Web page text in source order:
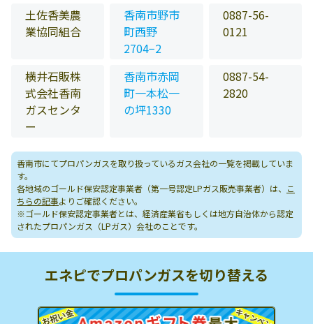
土佐香美農
業協同組合
香南市野市
町西野
2704−2
0887-56-
0121
横井石販株
式会社香南
ガスセンタ
ー
香南市赤岡
町一本松一
の坪1330
0887-54-
2820
香南市にてプロパンガスを取り扱っているガス会社の一覧を掲載していま
す。
各地域のゴールド保安認定事業者（第一号認定LPガス販売事業者）は、
こ
ちらの記事よりご確認ください。
※ゴールド保安認定事業者とは、経済産業省もしくは地方自治体から認定
されたプロパンガス（LPガス）会社のことです。
エネピでプロパンガスを切り替える